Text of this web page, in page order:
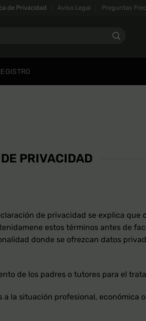
de Privacidad Aviso Legal Preguntas
PRIVACIDAD
de privacidad se explica que
estos términos antes de
donde se ofrezcan datos
de los padres o tutores para el
la situación profesional, económica